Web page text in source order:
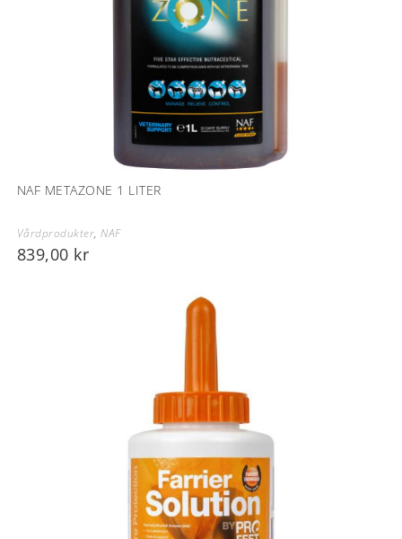
NAF METAZONE 1 LITER
Vårdprodukter,NAF
839,00 kr